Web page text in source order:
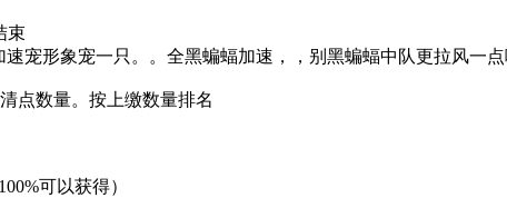
束
宠形象宠一只。。全黑蝙蝠加速，，别黑蝙蝠中队更拉风一
点数量。按上缴数量排名
可以获得）